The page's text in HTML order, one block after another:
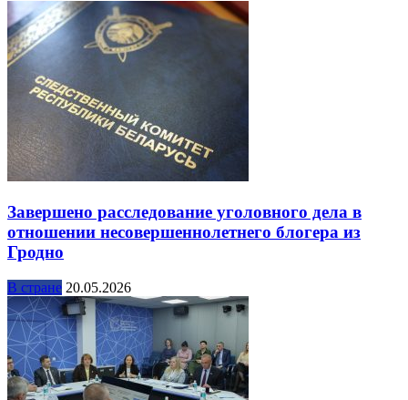
Завершено расследование уголовного дела в
отношении несовершеннолетнего блогера из
Гродно
В стране 20.05.2026